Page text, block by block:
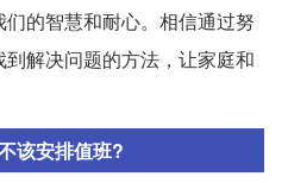
的智慧和耐心。相信通过努
解决问题的方法，让家庭和
该安排值班?